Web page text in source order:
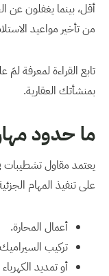
أقل، بينما يغفلون عن
من تأخير مواعيد
تابع القراءة لمعرفة لمَ
بمنشأتك العقارية.
ما حدود
يعتمد مقاول تشطيبات
على تنفيذ المهام
أعمال المحارة.
تركيب
أو تمديد